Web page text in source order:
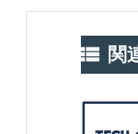
 関